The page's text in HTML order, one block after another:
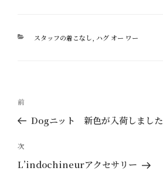
カ
スタッフの着こなし ハグ オー ワー
投
ナ
ビ
ゲ
過
去
投
稿
前
Dogニット 新色が入荷しました
次
の
次
L’indochineurアクセサリー